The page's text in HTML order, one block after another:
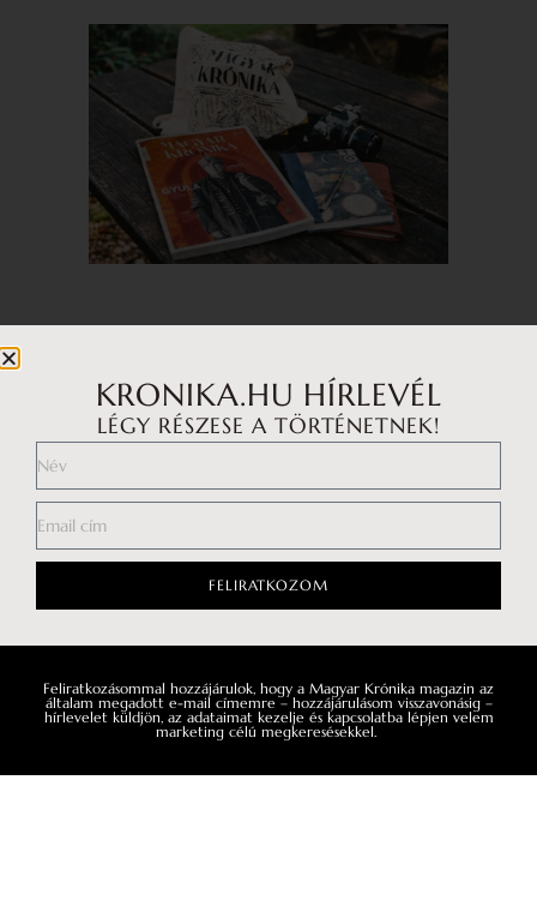
LAPOZZ TOVÁBB!
A TE SZTORID TÖRTÉNELEM
KRONIKA.HU HÍRLEVÉL
LÉGY RÉSZESE A TÖRTÉNETNEK!
FELIRATKOZOM
Feliratkozásommal hozzájárulok, hogy a Magyar Krónika magazin az
általam megadott e-mail címemre – hozzájárulásom visszavonásig –
hírlevelet küldjön, az adataimat kezelje és kapcsolatba lépjen velem
marketing célú megkeresésekkel.